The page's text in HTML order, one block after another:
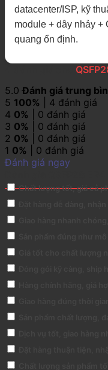
datacenter/ISP, kỹ
module + dây nhảy +
quang ổn định.
5.0Đánh giá trung
5 100% | 4 đánh giá
4 0% | 0 đánh giá
3 0% | 0 đánh giá
2 0% | 0 đánh giá
1 0% | 0 đánh giá
Đánh giá ngay
Chất lượng tốt, giá cả